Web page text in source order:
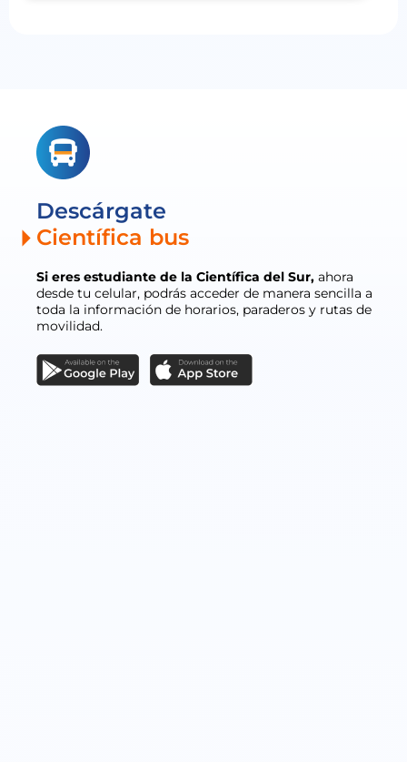
Descárgate
Científica bus
Si eres estudiante de la Científica del Sur, ahora
desde tu celular, podrás acceder de manera sencilla a
toda la información de horarios, paraderos y rutas de
movilidad.